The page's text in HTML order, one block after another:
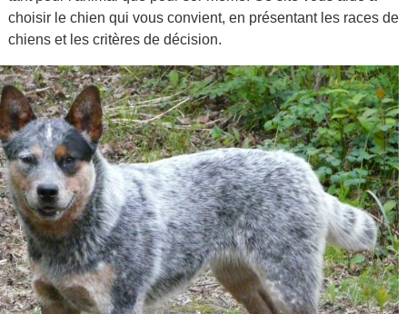
choisir le chien qui vous convient, en présentant les races de
chiens et les critères de décision.